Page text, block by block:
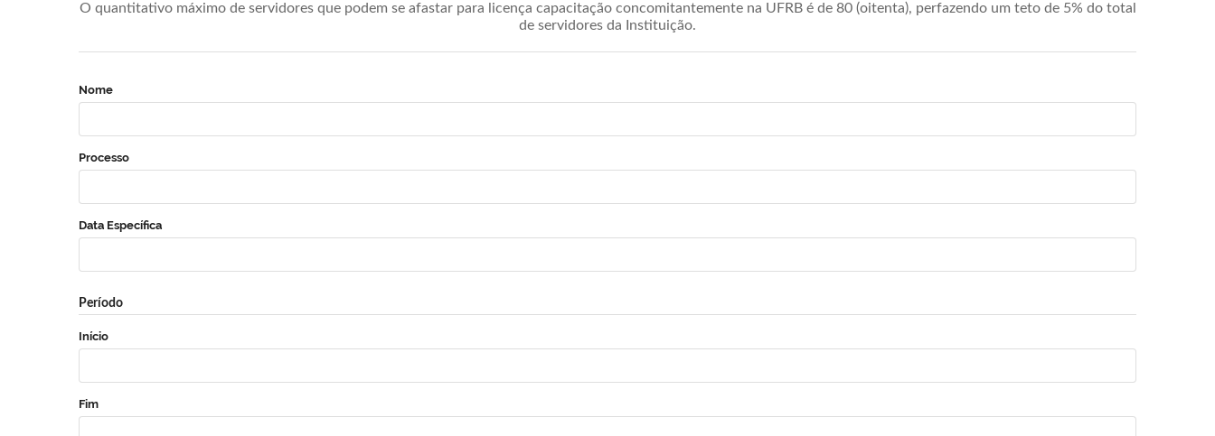
O quantitativo máximo de servidores que podem se afastar para licença capacitação concomitantemente na UFRB é de 80 (oitenta), perfazendo um teto de 5% do total
de servidores da Instituição.
Nome
Processo
Data Específica
Período
Início
Fim